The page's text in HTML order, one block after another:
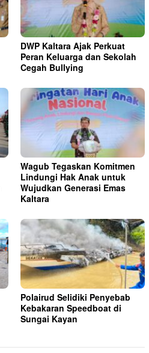
DWP Kaltara Ajak Perkuat
Peran Keluarga dan Sekolah
Cegah Bullying
Wagub Tegaskan Komitmen
Lindungi Hak Anak untuk
Wujudkan Generasi Emas
Kaltara
Polairud Selidiki Penyebab
Kebakaran Speedboat di
Sungai Kayan